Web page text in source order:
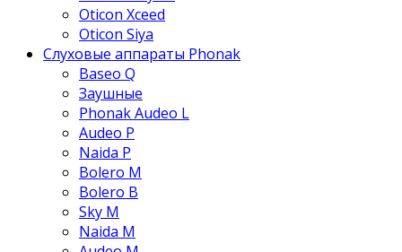
Oticon Xceed
Oticon Siya
Слуховые аппараты Phonak
Baseo Q
Заушные
Phonak Audeo L
Audeo P
Naida P
Bolero M
Bolero B
Sky M
Naida M